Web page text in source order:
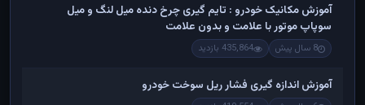
آموزش مکانیک خودرو : تایم گیری چرخ دنده میل لنگ و میل
سوپاپ موتور با علامت و بدون علامت
8 سال پیش 435,864 بازدید
آموزش اندازه گیری فشار ریل سوخت خودرو